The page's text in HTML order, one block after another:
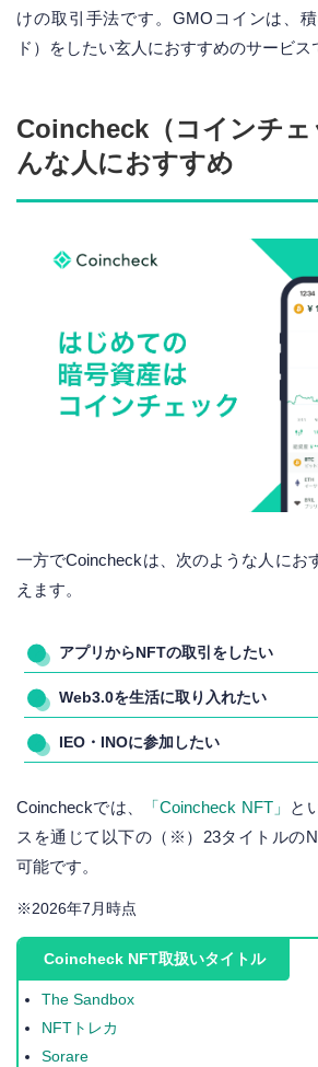
けの取引手法です。GMOコインは、
ド）をしたい玄人におすすめのサービス
Coincheck（コインチェ
んな人におすすめ
一方でCoincheckは、次のような人にお
えます。
アプリからNFTの取引をしたい
Web3.0を生活に取り入れたい
IEO・INOに参加したい
Coincheckでは、 「Coincheck NFT」
と
スを通じて以下の（※）23タイトルの
可能です。
※2026年7月時点
Coincheck NFT取扱いタイトル
The Sandbox
NFTトレカ
Sorare